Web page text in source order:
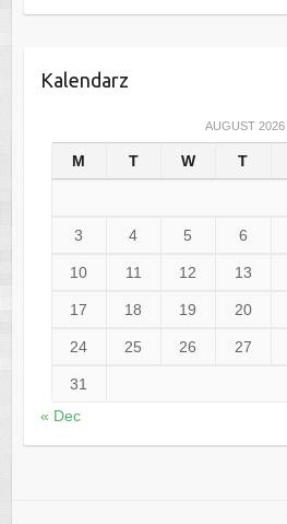
Kalendarz
AUGUST 2026
M T W T
3 4 5 6
10 11 12 13
17 18 19 20
24 25 26 27
31
« Dec